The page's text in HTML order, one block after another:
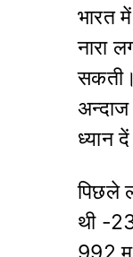
भारत
नारा
ध्यान
पिछले
थी -